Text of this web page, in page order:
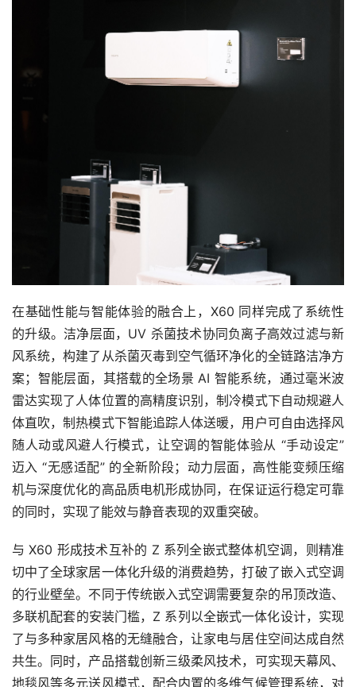
在基础性能与智能体验的融合上，X60 同样完成了系统性
的升级。洁净层面，UV 杀菌技术协同负离子高效过滤与新
风系统，构建了从杀菌灭毒到空气循环净化的全链路洁净方
案；智能层面，其搭载的全场景 AI 智能系统，通过毫米波
雷达实现了人体位置的高精度识别，制冷模式下自动规避人
体直吹，制热模式下智能追踪人体送暖，用户可自由选择风
随人动或风避人行模式，让空调的智能体验从 “手动设定”
迈入 “无感适配” 的全新阶段；动力层面，高性能变频压缩
机与深度优化的高品质电机形成协同，在保证运行稳定可靠
的同时，实现了能效与静音表现的双重突破。
与 X60 形成技术互补的 Z 系列全嵌式整体机空调，则精准
切中了全球家居一体化升级的消费趋势，打破了嵌入式空调
的行业壁垒。不同于传统嵌入式空调需要复杂的吊顶改造、
多联机配套的安装门槛，Z 系列以全嵌式一体化设计，实现
了与多种家居风格的无缝融合，让家电与居住空间达成自然
共生。同时，产品搭载创新三级柔风技术，可实现天幕风、
地毯风等多元送风模式，配合内置的多维气候管理系统，对